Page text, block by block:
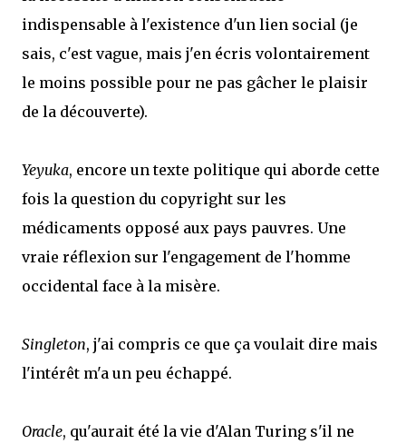
indispensable à l'existence d'un lien social (je
sais, c'est vague, mais j'en écris volontairement
le moins possible pour ne pas gâcher le plaisir
de la découverte).
Yeyuka, encore un texte politique qui aborde cette
fois la question du copyright sur les
médicaments opposé aux pays pauvres. Une
vraie réflexion sur l'engagement de l'homme
occidental face à la misère.
Singleton, j'ai compris ce que ça voulait dire mais
l'intérêt m'a un peu échappé.
Oracle, qu'aurait été la vie d'Alan Turing s'il ne